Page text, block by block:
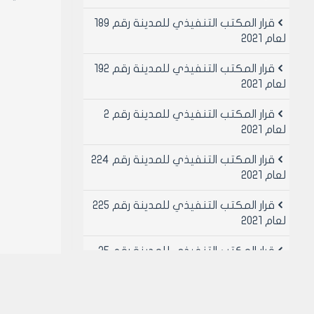
قرار المكتب التنفيذي للمدينة رقم 189
لعام 2021
قرار المكتب التنفيذي للمدينة رقم 192
لعام 2021
قرار المكتب التنفيذي للمدينة رقم 2
لعام 2021
قرار المكتب التنفيذي للمدينة رقم 224
لعام 2021
قرار المكتب التنفيذي للمدينة رقم 225
لعام 2021
قرار المكتب التنفيذي للمدينة رقم 25